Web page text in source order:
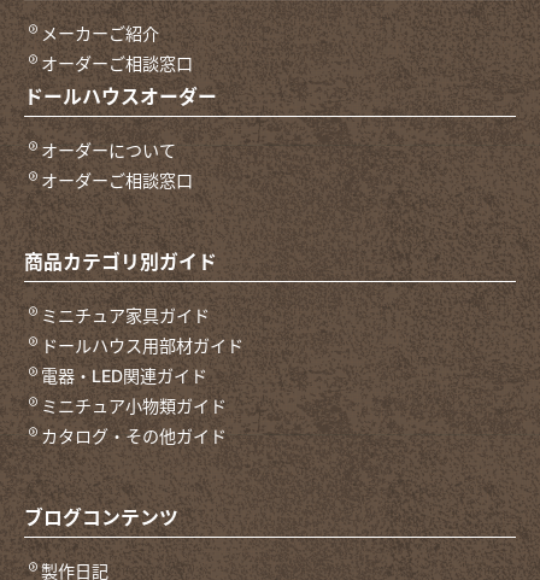
メーカーご紹介
オーダーご相談窓口
ドールハウスオーダー
オーダーについて
オーダーご相談窓口
商品カテゴリ別ガイド
ミニチュア家具ガイド
ドールハウス用部材ガイド
電器・LED関連ガイド
ミニチュア小物類ガイド
カタログ・その他ガイド
ブログコンテンツ
製作日記